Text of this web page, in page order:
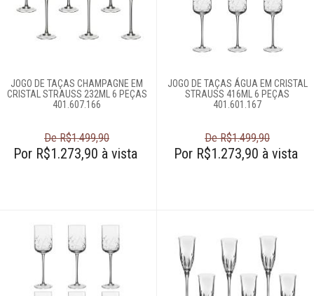
JOGO DE TAÇAS CHAMPAGNE EM
CRISTAL STRAUSS 232ML 6 PEÇAS
401.607.166
De R$1.499,90
Por R$1.273,90 à vista
JOGO DE TAÇAS ÁGUA EM CRISTAL
STRAUSS 416ML 6 PEÇAS
401.601.167
De R$1.499,90
Por R$1.273,90 à vista